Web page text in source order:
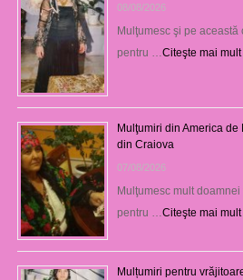
08/08/2026
Mulţumesc şi pe
pentru … Citeşte mai mult
Mulţumiri din America
din Craiova
07/08/2026
Mulţumesc mult
pentru … Citeşte mai mult
Mulțumiri pentru